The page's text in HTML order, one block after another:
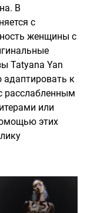
В
с
женщины с
Tatyana Yan
адаптировать к
расслабленным
или
этих